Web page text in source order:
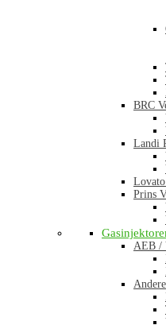
BRC
Landi
Prins
AEB /